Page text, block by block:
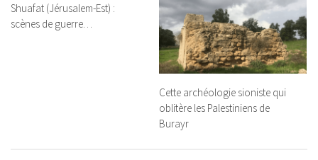
Shuafat (Jérusalem-Est) :
scènes de guerre…
Cette archéologie sioniste qui
oblitère les Palestiniens de
Burayr